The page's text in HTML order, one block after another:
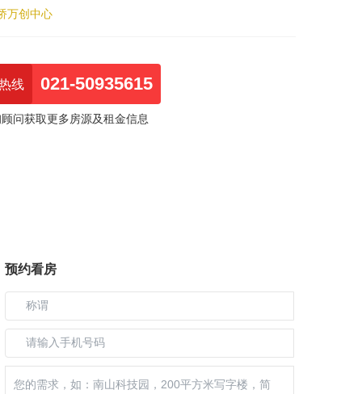
万创中心
线 021-50935615
问获取更多房源及租金信息
预约看房